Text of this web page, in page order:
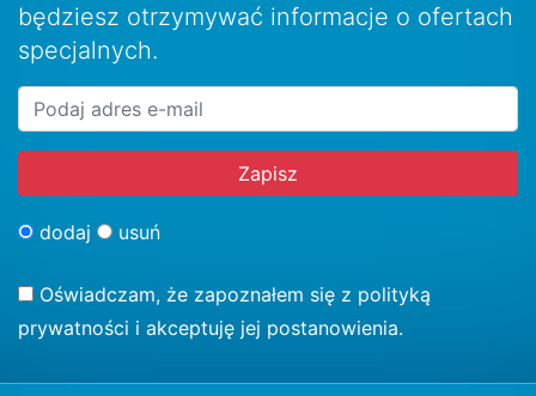
będziesz otrzymywać informacje o ofertach
specjalnych.
dodaj usuń
Oświadczam, że zapoznałem się z polityką
prywatności i akceptuję jej postanowienia.